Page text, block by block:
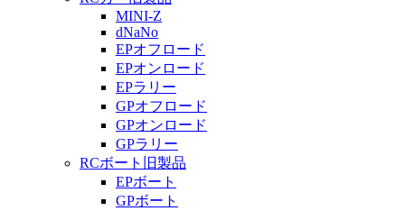
MINI-Z
dNaNo
EPオフロード
EPオンロード
EPラリー
GPオフロード
GPオンロード
GPラリー
RCボート旧製品
EPボート
GPボート